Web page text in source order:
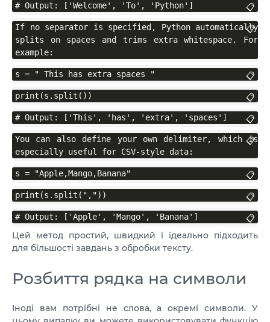
# Output: ['Welcome', 'To', 'Python'] 📋
If no separator is specified, Python automatically
splits on spaces and trims extra whitespace. For
example:
📋
s = " This has extra spaces " 📋
print(s.split()) 📋
# Output: ['This', 'has', 'extra', 'spaces'] 📋
You can also define your own delimiter, which is
especially useful for CSV-style data:
📋
s = "Apple,Mango,Banana" 📋
print(s.split(",")) 📋
# Output: ['Apple', 'Mango', 'Banana'] 📋
Цей метод простий, швидкий і ідеально підходить
для більшості завдань з обробки тексту.
Розбиття рядка на символи
Іноді вам потрібні не слова, а окремі символи. У